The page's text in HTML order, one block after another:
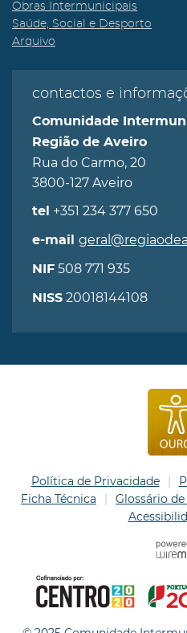
Obras Intermunicipais
Saúde, Social e Desporto
Arquivo
contactos e
Comunidade
Região de Aveiro
Rua do Carmo, 20
3800-127 Aveiro
tel +351 234 377 650
e-mail
NIF 508 771 935
NISS 20018144108
Política de Privacidade
Ficha Técnica
Glossário